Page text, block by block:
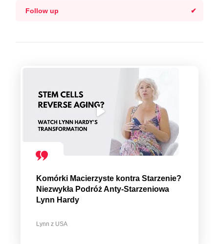
Follow up
Komórki Macierzyste kontra Starzenie?
Niezwykła Podróż Anty-Starzeniowa
Lynn Hardy
Lynn z USA